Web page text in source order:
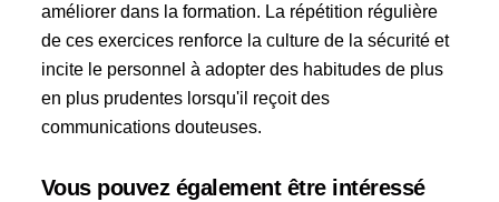
améliorer dans la formation. La répétition régulière
de ces exercices renforce la culture de la sécurité et
incite le personnel à adopter des habitudes de plus
en plus prudentes lorsqu'il reçoit des
communications douteuses.
Vous pouvez également être intéressé